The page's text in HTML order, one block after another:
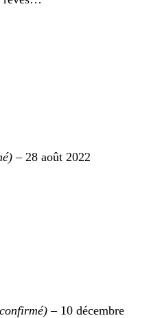
– 28 août 2022
– 10 décembre